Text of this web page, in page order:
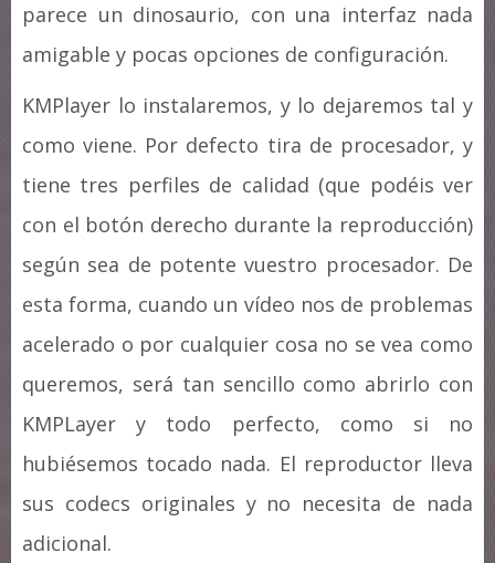
parece un dinosaurio, con una interfaz nada
amigable y pocas opciones de configuración.
KMPlayer lo instalaremos, y lo dejaremos tal y
como viene. Por defecto tira de procesador, y
tiene tres perfiles de calidad (que podéis ver
con el botón derecho durante la reproducción)
según sea de potente vuestro procesador. De
esta forma, cuando un vídeo nos de problemas
acelerado o por cualquier cosa no se vea como
queremos, será tan sencillo como abrirlo con
KMPLayer y todo perfecto, como si no
hubiésemos tocado nada. El reproductor lleva
sus codecs originales y no necesita de nada
adicional.